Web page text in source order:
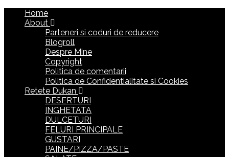
Home
About
Parteneri si coduri de reducere
Blogroll
Despre Mine
Copyright
Politica de comentarii
Politica de Confidentialitate si Cookies
Retete Dukan
DESERTURI
INGHETATA
DULCETURI
FELURI PRINCIPALE
GUSTARI
PAINE/PIZZA/PASTE